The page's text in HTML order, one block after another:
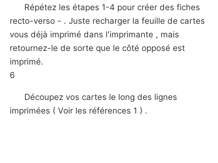
Répétez les étapes 1-4 pour créer des fiches
recto-verso - . Juste recharger la feuille de cartes
vous déjà imprimé dans l'imprimante , mais
retournez-le de sorte que le côté opposé est
imprimé.
6
Découpez vos cartes le long des lignes
imprimées ( Voir les références 1 ) .